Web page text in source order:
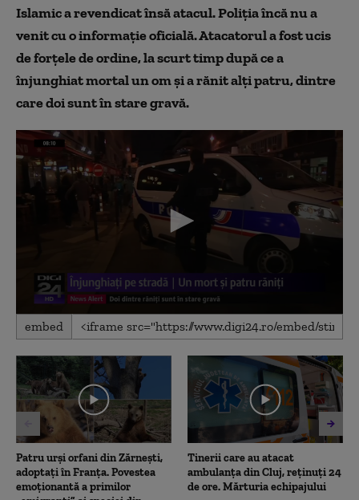
Islamic a revendicat însă atacul. Poliţia încă nu a
venit cu o informaţie oficială. Atacatorul a fost ucis
de forţele de ordine, la scurt timp după ce a
înjunghiat mortal un om şi a rănit alţi patru, dintre
care doi sunt în stare gravă.
0
seconds
1
minute,
48
seconds
embed
Patru urși orfani din Zărnești,
adoptați în Franța. Povestea
emoționantă a primilor
Tinerii care au atacat
ambulanța din Cluj, reținuți 24
de ore. Mărturia echipajului